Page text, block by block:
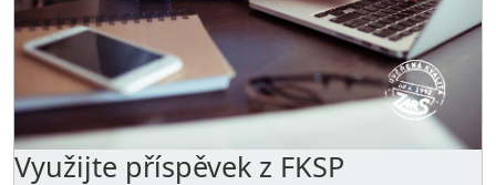
Využijte příspěvek z FKSP